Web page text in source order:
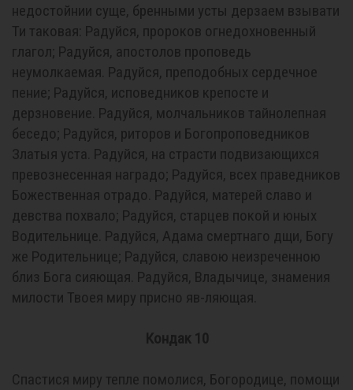
недостойнии суще, бренными усты дерзаем взывати
Ти таковая: Радуйся, пророков огнедохновенный
глагол; Радуйся, апостолов проповедь
неумолкаемая. Радуйся, преподобных сердечное
пение; Радуйся, исповедников крепосте и
дерзновение. Радуйся, молчальников тайнолепная
беседо; Радуйся, риторов и Богопроповедников
Златыя уста. Радуйся, на страсти подвизающихся
превознесенная наградо; Радуйся, всех праведников
Божественная отрадо. Радуйся, матерей славо и
девства похвало; Радуйся, старцев покой и юных
Водительнице. Радуйся, Адама смертнаго дщи, Богу
же Родительнице; Радуйся, славою неизреченною
близ Бога сияющая. Радуйся, Владычице, знамения
милости Твоея миру присно яв-ляющая.
Кондак 10
Спастися миру тепле помолися, Богородице, помощи